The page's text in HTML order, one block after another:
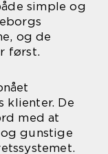
simple og
og de
først.
klienter. De
med at
gunstige